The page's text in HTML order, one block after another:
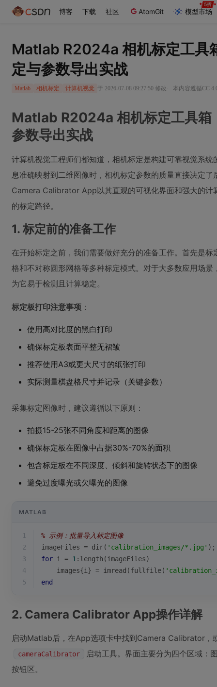
博客 下载 社区 AtomGit 模型市场
Matlab R2024a 相机标定工具
定与参数导出实战
Matlab 相机标定 计算机视觉 于 2026-07-08 09:27:50 修改 · 本内容遵循CC
Matlab R2024a 相机标定工具箱
参数导出实战
计算机视觉工程师们都知道，相机标定是构建可靠视觉系
息准确映射到二维图像时，相机标定参数的质量直接决定
Camera Calibrator App以其直观的可视化界面和强大的计
的标定路径。
1. 标定前的准备工作
在开始标定之前，我们需要做好充分的准备工作。首先是
格和不对称圆形网格等多种标定模式。对于大多数应用场
为它易于检测且计算稳定。
标定板打印注意事项 ：
使用高对比度的黑白打印
确保标定板表面平整无褶皱
推荐使用A3或更大尺寸的纸张打印
实际测量棋盘格尺寸并记录（关键参数）
采集标定图像时，建议遵循以下原则：
拍摄15-25张不同角度和距离的图像
确保标定板在图像中占据30%-70%的面积
包含标定板在不同深度、倾斜和旋转状态下的图像
避免过度曝光或欠曝光的图像
MATLAB
1
% 示例：批量导入标定图像
2
imageFiles = dir( 'calibration_images/*.jpg' );
3
for i = 1 : length (imageFiles)
4
    images{
i } = imread(fullfile(
5
end
2. Camera Calibrator App操作详解
启动Matlab后，在App选项卡中找到Camera Calibrator，
cameraCalibrator
启动工具。界面主要分为四个区域：
按钮区。